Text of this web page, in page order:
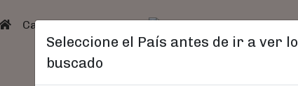
(current)
Catálogo Catálogo
Seleccione el País antes de ir a ver lo
buscado